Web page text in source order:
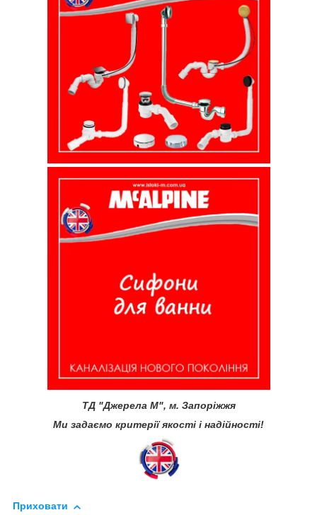
ТД "Джерела М", м. Запоріжжя
Ми задаємо критерії якості і надійності!
Приховати